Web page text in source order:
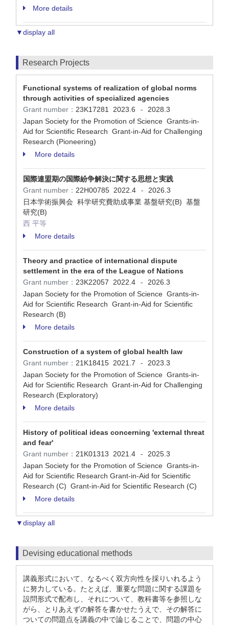
More details
▼display all
Research Projects
Functional systems of realization of global norms
through activities of specialized agencies
Grant number： 23K17281 2023.6 -
2028.3
Japan Society for the Promotion of Science Grants-in-
Aid for Scientific Research Grant-in-Aid for Challenging
Research (Pioneering)
More details
国際連盟期の国際紛争解決に関する思想と実践
Grant number： 22H00785 2022.4 -
2026.3
日本学術振興会 科学研究費助成事業 基盤研究(B) 基盤
研究(B)
西 平等
More details
Theory and practice of international dispute
settlement in the era of the League of Nations
Grant number： 23K22057 2022.4 -
2026.3
Japan Society for the Promotion of Science Grants-in-
Aid for Scientific Research Grant-in-Aid for Scientific
Research (B)
More details
Construction of a system of global health law
Grant number： 21K18415 2021.7 -
2023.3
Japan Society for the Promotion of Science Grants-in-
Aid for Scientific Research Grant-in-Aid for Challenging
Research (Exploratory)
More details
History of political ideas concerning 'external threat
and fear'
Grant number： 21K01313 2021.4 -
2025.3
Japan Society for the Promotion of Science Grants-in-
Aid for Scientific Research Grant-in-Aid for Scientific
Research (C) Grant-in-Aid for Scientific Research (C)
More details
▼display all
Devising educational methods
講義形式において、なるべく双方向性を採りいれるよう
に努力している。たとえば、重要な問題に関する課題を
設問形式で配布し、それについて、教科書等を参照しな
がら、とりあえずの解答を書かせたうえで、その解答に
ついての問題点を講義の中で論じることで、問題の中心